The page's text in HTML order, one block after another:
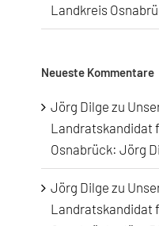
Landkreis
Neueste Kommentare
Jörg Dilge zu
Landratskandidat
Osnabrück: Jörg
Jörg Dilge zu
Landratskandidat